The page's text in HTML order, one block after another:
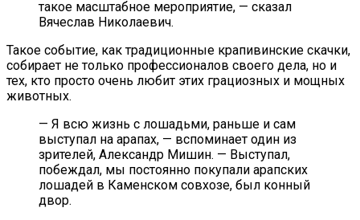
такое масштабное мероприятие, — сказал
Вячеслав Николаевич.
Такое событие, как традиционные крапивинские скачки,
собирает не только профессионалов своего дела, но и
тех, кто просто очень любит этих грациозных и мощных
животных.
— Я всю жизнь с лошадьми, раньше и сам
выступал на арапах, — вспоминает один из
зрителей, Александр Мишин. — Выступал,
побеждал, мы постоянно покупали арапских
лошадей в Каменском совхозе, был конный
двор.